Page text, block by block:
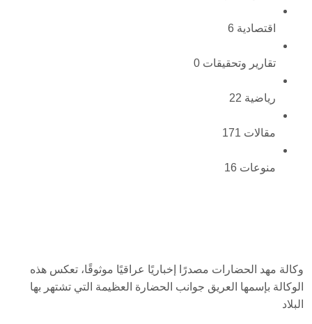
اقتصادية 6
تقارير وتحقيقات 0
رياضية 22
مقالات 171
منوعات 16
وكالة مهد الحضارات مصدرًا إخباريًا عراقيًا موثوقًا، تعكس هذه
الوكالة بإسمها العريق جوانب الحضارة العظيمة التي تشتهر بها
البلاد